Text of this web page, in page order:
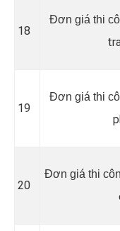
18
Đơn giá thi
19
Đơn giá thi
20
Đơn giá thi